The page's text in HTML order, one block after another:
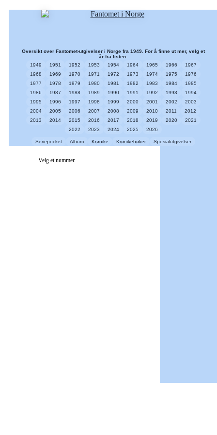
Oversikt over Fantomet-utgivelser i Norge fra 1949. For å finne ut mer, velg et
år fra listen.
1949
1951 1952 1953 1954 1964 1965 1966
1967
1968
1969 1970 1971 1972 1973 1974 1975
1976
1977
1978 1979 1980 1981 1982 1983 1984
1985
1986
1987 1988 1989 1990 1991 1992 1993
1994
1995
1996 1997 1998 1999 2000 2001 2002
2003
2004
2005 2006 2007 2008 2009 2010 2011
2012
2013
2014 2015 2016 2017 2018 2019 2020
2021
2022
2023 2024 2025 2026
Seriepocket Album Krønike Krønikebøker Spesialutgivelser
Velg et nummer.